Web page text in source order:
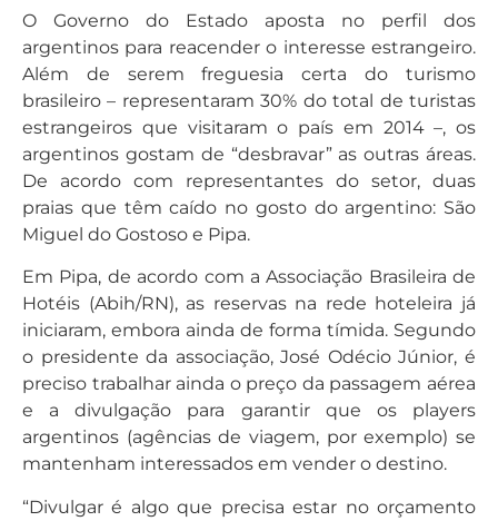
O Governo do Estado aposta no perfil dos
argentinos para reacender o interesse estrangeiro.
Além de serem freguesia certa do turismo
brasileiro – representaram 30% do total de turistas
estrangeiros que visitaram o país em 2014 –, os
argentinos gostam de “desbravar” as outras áreas.
De acordo com representantes do setor, duas
praias que têm caído no gosto do argentino: São
Miguel do Gostoso e Pipa.
Em Pipa, de acordo com a Associação Brasileira de
Hotéis (Abih/RN), as reservas na rede hoteleira já
iniciaram, embora ainda de forma tímida. Segundo
o presidente da associação, José Odécio Júnior, é
preciso trabalhar ainda o preço da passagem aérea
e a divulgação para garantir que os players
argentinos (agências de viagem, por exemplo) se
mantenham interessados em vender o destino.
“Divulgar é algo que precisa estar no orçamento